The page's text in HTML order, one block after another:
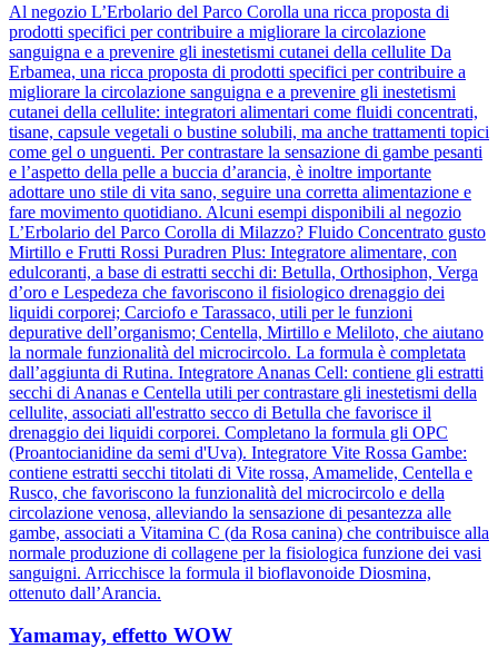
Al negozio L’Erbolario del Parco Corolla una ricca proposta di
prodotti specifici per contribuire a migliorare la circolazione
sanguigna e a prevenire gli inestetismi cutanei della cellulite Da
Erbamea, una ricca proposta di prodotti specifici per contribuire a
migliorare la circolazione sanguigna e a prevenire gli inestetismi
cutanei della cellulite: integratori alimentari come fluidi concentrati,
tisane, capsule vegetali o bustine solubili, ma anche trattamenti topici
come gel o unguenti. Per contrastare la sensazione di gambe pesanti
e l’aspetto della pelle a buccia d’arancia, è inoltre importante
adottare uno stile di vita sano, seguire una corretta alimentazione e
fare movimento quotidiano. Alcuni esempi disponibili al negozio
L’Erbolario del Parco Corolla di Milazzo? Fluido Concentrato gusto
Mirtillo e Frutti Rossi Puradren Plus: Integratore alimentare, con
edulcoranti, a base di estratti secchi di: Betulla, Orthosiphon, Verga
d’oro e Lespedeza che favoriscono il fisiologico drenaggio dei
liquidi corporei; Carciofo e Tarassaco, utili per le funzioni
depurative dell’organismo; Centella, Mirtillo e Meliloto, che aiutano
la normale funzionalità del microcircolo. La formula è completata
dall’aggiunta di Rutina. Integratore Ananas Cell: contiene gli estratti
secchi di Ananas e Centella utili per contrastare gli inestetismi della
cellulite, associati all'estratto secco di Betulla che favorisce il
drenaggio dei liquidi corporei. Completano la formula gli OPC
(Proantocianidine da semi d'Uva). Integratore Vite Rossa Gambe:
contiene estratti secchi titolati di Vite rossa, Amamelide, Centella e
Rusco, che favoriscono la funzionalità del microcircolo e della
circolazione venosa, alleviando la sensazione di pesantezza alle
gambe, associati a Vitamina C (da Rosa canina) che contribuisce alla
normale produzione di collagene per la fisiologica funzione dei vasi
sanguigni. Arricchisce la formula il bioflavonoide Diosmina,
ottenuto dall’Arancia.
Yamamay, effetto WOW